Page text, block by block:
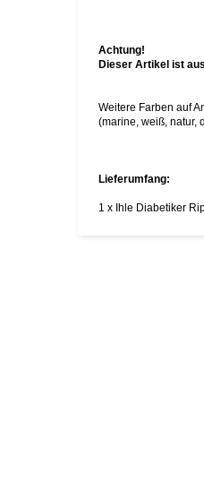
Achtung!
Dieser Artikel ist
Weitere Farben auf
(marine, weiß, natur,
Lieferumfang:
1 x Ihle Diabetiker